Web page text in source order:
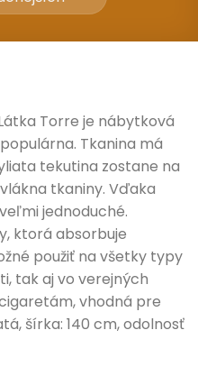
Torre je nábytková
Tkanina má
tekutina zostane na
tkaniny. Vďaka
jednoduché.
ktorá absorbuje
použiť na všetky typy
tak aj vo verejných
vhodná pre
šírka: 140 cm, odolnosť